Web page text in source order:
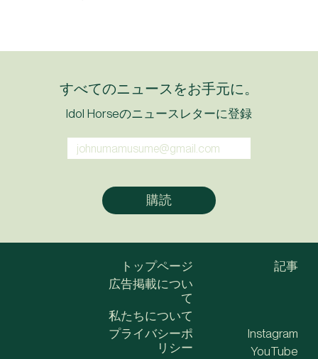
すべてのニュースをお手元に。
Idol Horseのニュースレターに登録
トップページ
広告掲載につい
て
私たちについて
記事
プライバシーポ
リシー
Instagram
YouTube